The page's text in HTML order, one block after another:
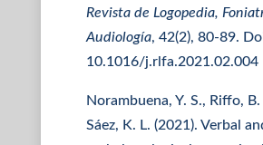
Revista de Logopedia,
Audiología, 42(2), 80-89.
10.1016/j.rlfa.2021.02.004
Norambuena, Y. S., Riffo, B.
Sáez, K. L. (2021). Verbal